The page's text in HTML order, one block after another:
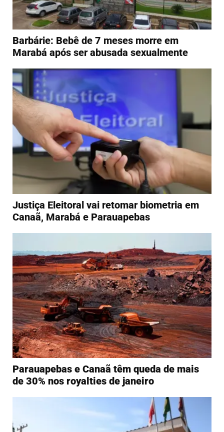
Barbárie: Bebê de 7 meses morre em
Marabá após ser abusada sexualmente
Justiça Eleitoral vai retomar biometria em
Canaã, Marabá e Parauapebas
Parauapebas e Canaã têm queda de mais
de 30% nos royalties de janeiro